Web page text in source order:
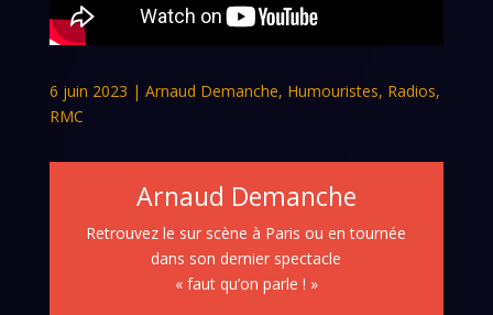
6 juin 2023 | Arnaud Demanche, Humouristes, Radios,
RMC
Arnaud Demanche
Retrouvez le sur scène à Paris ou en tournée
dans son dernier spectacle
« faut qu’on parle ! »